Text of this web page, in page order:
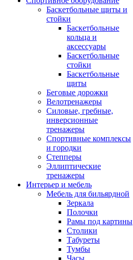
Баскетбольные щиты и
стойки
Баскетбольные
кольца и
аксессуары
Баскетбольные
стойки
Баскетбольные
щиты
Беговые дорожки
Велотренажеры
Силовые, гребные,
инверсионные
тренажеры
Спортивные комплексы
и городки
Степперы
Эллиптические
тренажеры
Интерьер и мебель
Мебель для бильярдной
Зеркала
Полочки
Рамы под картины
Столики
Табуреты
Тумбы
Часы